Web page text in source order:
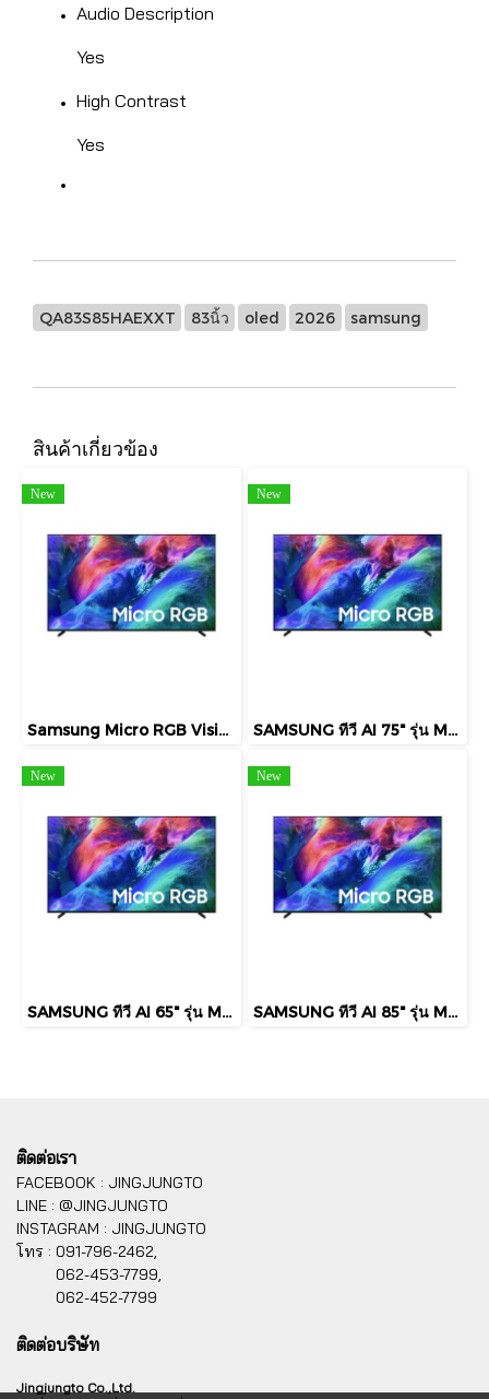
Audio Description
Yes
High Contrast
Yes
QA83S85HAEXXT 83นิ้ว oled 2026 samsung
สินค้าเกี่ยวข้อง
New
Samsung Micro RGB Vision AI Smart TV 100 นิ้ว รุ่น MRA100R85HAKXXT
New
SAMSUNG ทีวี AI 75" รุ่น MRA75R85HAKXXTMicro RGB R85H 4K Smart TV (2026)
New
SAMSUNG ทีวี AI 65" รุ่น MRA65R85HAKXXT Micro RGB R85H 4K Smart TV (2026)
New
SAMSUNG ทีวี AI 85" รุ่น MRA85R85HAKXXT Micro RGB R85H 4K Smart TV (2026)
ติดต่อเรา
FACEBOOK : JINGJUNGTO
LINE : @JINGJUNGTO
INSTAGRAM : JINGJUNGTO
โทร : 091-796-2462,
062-453-7799,
062-452-7799
ติดต่อบริษัท
Jingjungto Co.,Ltd.